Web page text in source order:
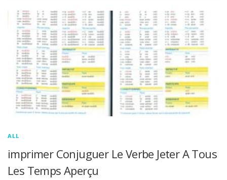
ALL
imprimer Conjuguer Le Verbe Jeter A Tous
Les Temps Aperçu